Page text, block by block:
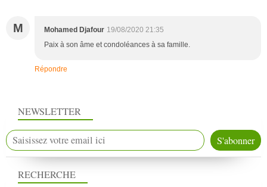
M Mohamed Djafour 19/08/2020 21:35
Paix à son âme et condoléances à sa famille.
Répondre
NEWSLETTER
RECHERCHE